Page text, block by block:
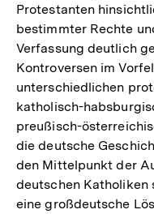
Protestanten
bestimmter Rechte
Verfassung deutlich
Kontroversen im
unterschiedlichen
katholisch-
preußisch-
die deutsche
den Mittelpunkt der
deutschen Katholiken
eine großdeutsche